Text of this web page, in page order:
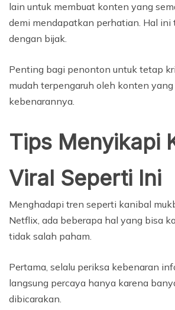
lain untuk membuat konten yang
demi mendapatkan perhatian. Hal ini
dengan bijak.
Penting bagi penonton untuk tetap
mudah terpengaruh oleh konten yang
kebenarannya.
Tips Menyikapi
Viral Seperti Ini
Menghadapi tren seperti kanibal
Netflix, ada beberapa hal yang bisa
tidak salah paham.
Pertama, selalu periksa kebenaran
langsung percaya hanya karena
dibicarakan.